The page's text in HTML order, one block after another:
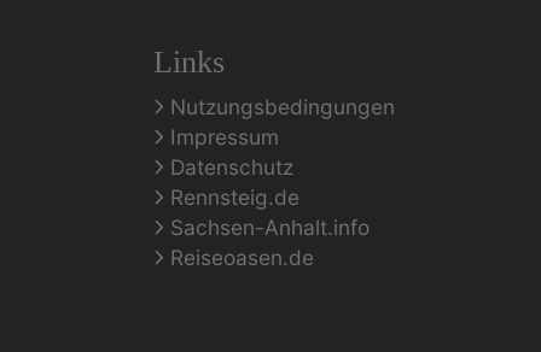
Links
Nutzungsbedingungen
Impressum
Datenschutz
Rennsteig.de
Sachsen-Anhalt.info
Reiseoasen.de